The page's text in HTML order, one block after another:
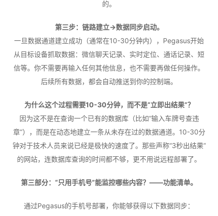
的。
第三步：链路建立→数据同步启动。
一旦数据通道建立成功（通常在10-30分钟内），Pegasus开始
从目标设备抓取数据：微信聊天记录、实时定位、通话记录、短
信等。你不需要再输入任何其他信息，也不需要再做任何操作。
后续所有数据，都会自动推送到你的控制端。
为什么这个过程需要10-30分钟，而不是“立即出结果”？
因为这不是在查询一个已有的数据库（比如“输入车牌号查违
章”），而是在动态地建立一条从未存在过的数据通道。10-30分
钟对于技术人员来说已经是极快的速度了。那些声称“3秒出结果”
的网站，连数据库查询的时间都不够，更不用说远程部署了。
第三部分：“只用手机号”能监控哪些内容？——功能清单。
通过Pegasus的手机号部署，你能够获得以下数据同步：